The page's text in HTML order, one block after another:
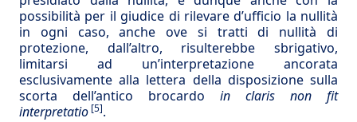
possibilità per il giudice di rilevare d’ufficio la nullità
in ogni caso, anche ove si tratti di nullità di
protezione, dall’altro, risulterebbe sbrigativo,
limitarsi ad un’interpretazione ancorata
esclusivamente alla lettera della disposizione sulla
scorta dell’antico brocardo in claris non fit
interpretatio [5].